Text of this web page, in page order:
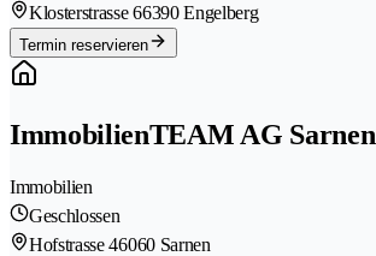
Klosterstrasse 66390 Engelberg
Termin reservieren
ImmobilienTEAM AG Sarnen
Immobilien
Geschlossen
Hofstrasse 46060 Sarnen